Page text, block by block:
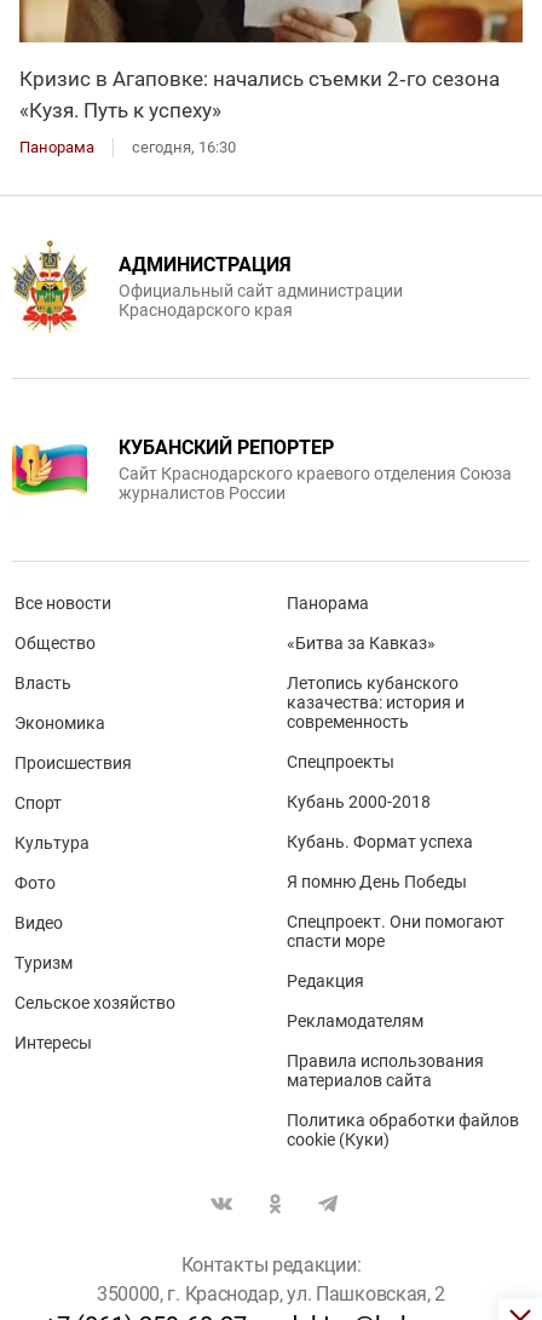
Кризис в Агаповке: начались съемки 2‑го сезона
«Кузя. Путь к успеху»
Панорама сегодня, 16:30
АДМИНИСТРАЦИЯ
Официальный сайт администрации
Краснодарского края
КУБАНСКИЙ РЕПОРТЕР
Сайт Краснодарского краевого отделения Союза
журналистов России
Все новости
Общество
Власть
Экономика
Происшествия
Спорт
Культура
Фото
Видео
Туризм
Сельское хозяйство
Интересы
Панорама
«Битва за Кавказ»
Летопись кубанского
казачества: история и
современность
Спецпроекты
Кубань 2000-2018
Кубань. Формат успеха
Я помню День Победы
Спецпроект. Они помогают
спасти море
Редакция
Рекламодателям
Правила использования
материалов сайта
Политика обработки файлов
cookie (Куки)
Контакты редакции:
350000, г. Краснодар, ул. Пашковская, 2